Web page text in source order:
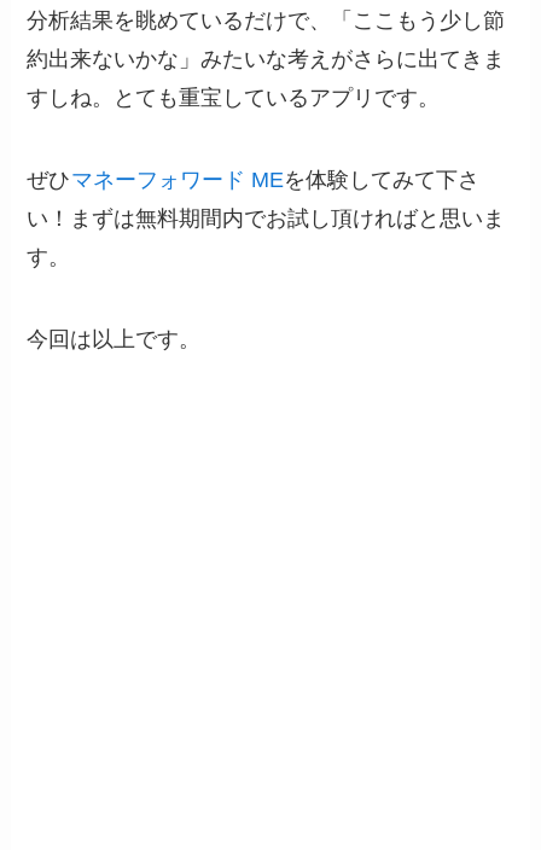
分析結果を眺めているだけで、「ここもう少し節
約出来ないかな」みたいな考えがさらに出てきま
すしね。とても重宝しているアプリです。
ぜひマネーフォワード MEを体験してみて下さ
い！まずは無料期間内でお試し頂ければと思いま
す。
今回は以上です。